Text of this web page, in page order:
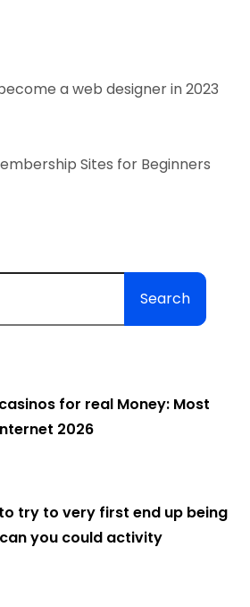
a web designer in 2023
Sites for Beginners
Search
for real Money: Most
2026
try to very first end up being
you could activity